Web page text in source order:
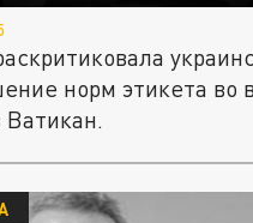
норм этикета во
Ватикан.